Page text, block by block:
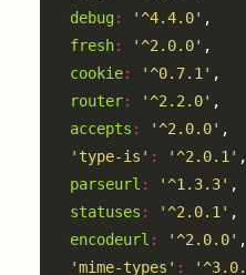
debug: '^4.4.0'
fresh: '^2.0.0'
cookie: '^0.7.1'
router: '^2.2.0'
accepts : '^2.0.0'
'type-is' : '^2.0.1'
parseurl : '^1.3.3'
statuses : '^2.0.1'
encodeurl : '^2.0.0'
'mime-types' :